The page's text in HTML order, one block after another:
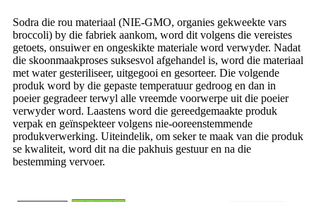
Sodra die rou materiaal (NIE-GMO, organies gekweekte vars
broccoli) by die fabriek aankom, word dit volgens die vereistes
getoets, onsuiwer en ongeskikte materiale word verwyder. Nadat
die skoonmaakproses suksesvol afgehandel is, word die materiaal
met water gesteriliseer, uitgegooi en gesorteer. Die volgende
produk word by die gepaste temperatuur gedroog en dan in
poeier gegradeer terwyl alle vreemde voorwerpe uit die poeier
verwyder word. Laastens word die gereedgemaakte produk
verpak en geïnspekteer volgens nie-ooreenstemmende
produkverwerking. Uiteindelik, om seker te maak van die produk
se kwaliteit, word dit na die pakhuis gestuur en na die
bestemming vervoer.